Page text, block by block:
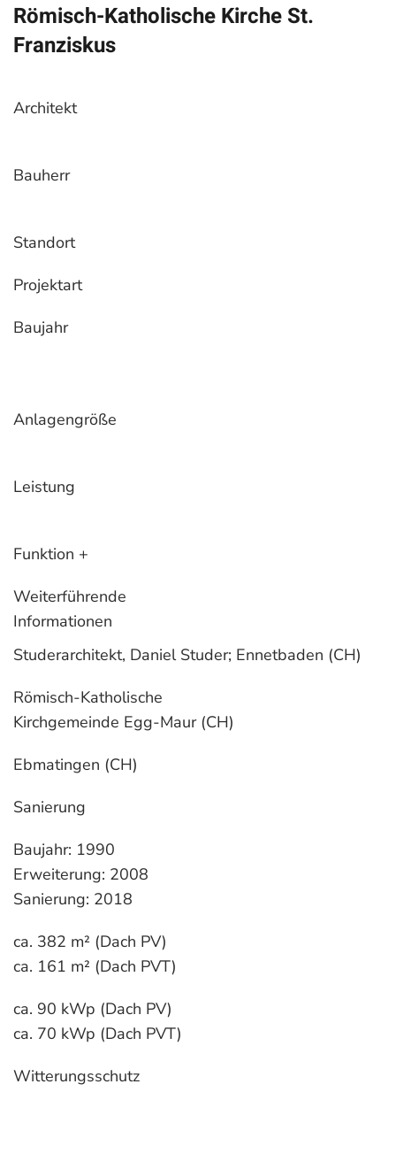
Römisch-Katholische Kirche St.
Franziskus
Architekt
Bauherr
Standort
Projektart
Baujahr
Anlagengröße
Leistung
Funktion +
Weiterführende
Informationen
Studerarchitekt, Daniel Studer; Ennetbaden (CH)
Römisch-Katholische
Kirchgemeinde Egg-Maur (CH)
Ebmatingen (CH)
Sanierung
Baujahr: 1990
Erweiterung: 2008
Sanierung: 2018
ca. 382 m² (Dach PV)
ca. 161 m² (Dach PVT)
ca. 90 kWp (Dach PV)
ca. 70 kWp (Dach PVT)
Witterungsschutz